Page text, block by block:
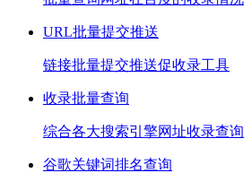
URL批量提交推送
链接批量提交推送促收录工具
收录批量查询
综合各大搜索引擎网址收录查询
谷歌关键词排名查询